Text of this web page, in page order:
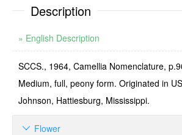
Description
» English Description
SCCS., 1964, Camellia Nomenclature,
Medium, full, peony form. Originated in
Johnson, Hattiesburg, Mississippi.
Flower
